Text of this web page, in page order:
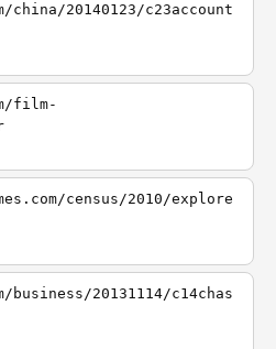
20140123/c23account
film-
census/2010/explore
20131114/c14chas